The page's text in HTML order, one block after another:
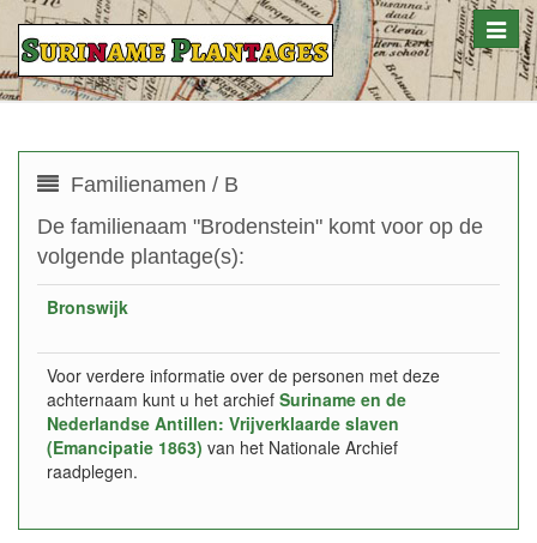
Toggle
Familienamen / B
De familienaam "Brodenstein" komt voor op de
volgende plantage(s):
Bronswijk
Voor verdere informatie over de personen met deze
achternaam kunt u het archief Suriname en de
Nederlandse Antillen: Vrijverklaarde slaven
(Emancipatie 1863) van het Nationale Archief
raadplegen.